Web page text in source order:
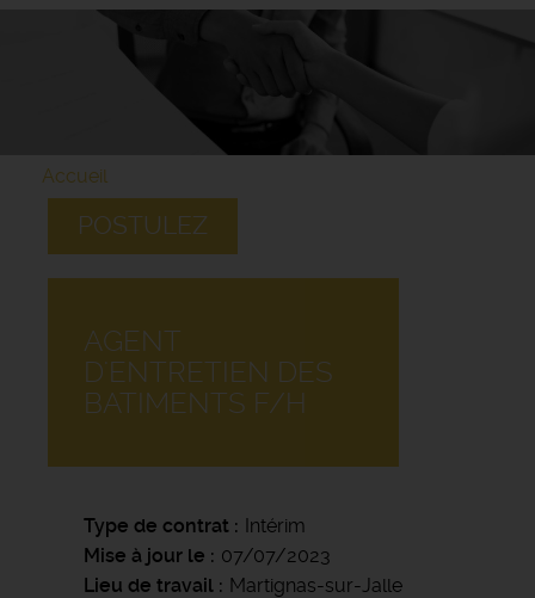
Accueil
POSTULEZ
AGENT
D'ENTRETIEN DES
BATIMENTS F/H
Type de contrat
Intérim
Mise à jour le
07/07/2023
Lieu de travail
Martignas-sur-Jalle